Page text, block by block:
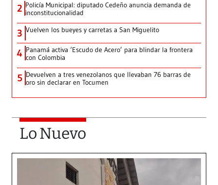
2 Policía Municipal: diputado Cedeño anuncia demanda de
inconstitucionalidad
3 Vuelven los bueyes y carretas a San Miguelito
4 Panamá activa ‘Escudo de Acero’ para blindar la frontera
con Colombia
5 Devuelven a tres venezolanos que llevaban 76 barras de
oro sin declarar en Tocumen
Lo Nuevo